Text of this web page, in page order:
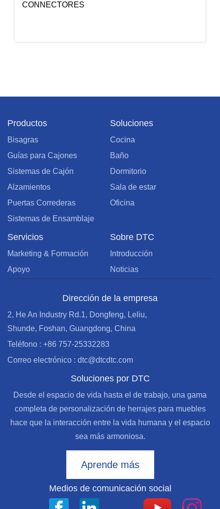
CONNECTORES
Productos
Bisagras
Guías para Cajones
Sistemas de Cajón
Alzamientos
Puertas Correderas
Sistemas de Ensamblaje
Soluciones
Cocina
Baño
Dormitorio
Sala de estar
Oficina
Servicios
Marketing & Formación
Apoyo
Sobre DTC
Introducción
Noticias
Dirección de la empresa
2, He An Industry Rd.1, Dongfeng, Leliu,
Shunde, Foshan, Guangdong, China
Teléfono : +86 757-25332283
Correo electrónico : dtc@dtcdtc.com
Soluciones por DTC
Desde el espacio de vida hasta el de trabajo, una gama
completa de personalización de herrajes para muebles
hace que la interacción entre la vida humana y el espacio
sea más armoniosa.
Aprende más
Medios de comunicación social